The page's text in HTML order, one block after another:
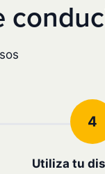
4
Utiliza tu